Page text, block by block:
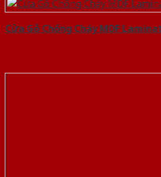
Cửa Gỗ Chống Cháy MDF